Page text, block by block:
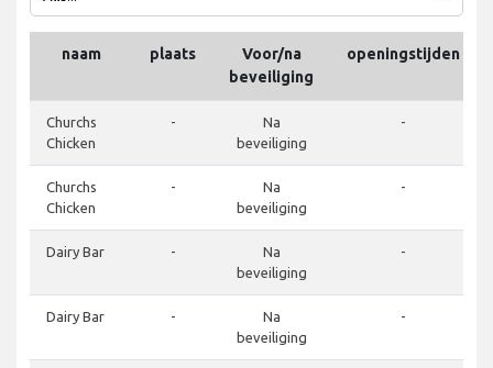
naam plaats
Voor/na
beveiliging
openingstijden
Churchs
Chicken
-
Na
beveiliging
-
Churchs
Chicken
-
Na
beveiliging
-
Dairy Bar -
Na
beveiliging
-
Dairy Bar -
Na
beveiliging
-